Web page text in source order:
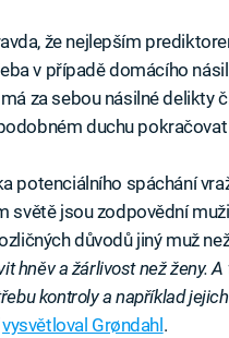
že nejlepším
v případě domácího
za sebou násilné delikty
duchu pokračovat
potenciálního spáchání
světě jsou zodpovědní
důvodů jiný muž
hněv a žárlivost než ženy.
kontroly a například
vysvětloval Grøndahl .